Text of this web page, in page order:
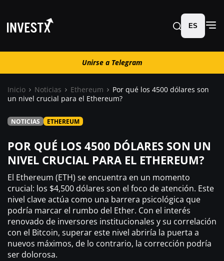
Unirse a Telegram
Noticias
Trading
¿ Dónde comprar ?
ES
Unirse a Telegram
Inicio Noticias Ethereum
Por qué los 4500 dólares son
un nivel crucial para el Ethereum?
NOTICIAS ETHEREUM
POR QUÉ LOS 4500 DÓLARES SON UN
NIVEL CRUCIAL PARA EL ETHEREUM?
El Ethereum (ETH) se encuentra en un momento
crucial: los $4,500 dólares son el foco de atención. Este
nivel clave actúa como una barrera psicológica que
podría marcar el rumbo del Ether. Con el interés
renovado de inversores institucionales y su correlación
con el Bitcoin, superar este nivel abriría la puerta a
nuevos máximos, de lo contrario, la corrección podría
ser dolorosa.